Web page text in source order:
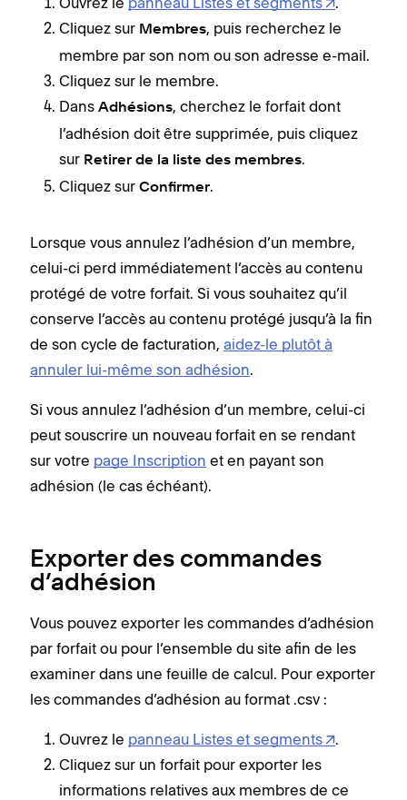
Cliquez sur Membres, puis recherchez le
membre par son nom ou son adresse e-mail.
Cliquez sur le membre.
Dans Adhésions, cherchez le forfait dont
l’adhésion doit être supprimée, puis cliquez
sur Retirer de la liste des membres.
Cliquez sur Confirmer.
Lorsque vous annulez l’adhésion d’un membre,
celui-ci perd immédiatement l’accès au contenu
protégé de votre forfait. Si vous souhaitez qu’il
conserve l’accès au contenu protégé jusqu’à la fin
de son cycle de facturation, aidez-le plutôt à
annuler lui-même son adhésion.
Si vous annulez l’adhésion d’un membre, celui-ci
peut souscrire un nouveau forfait en se rendant
sur votre page Inscription et en payant son
adhésion (le cas échéant).
Exporter des commandes
d’adhésion
Vous pouvez exporter les commandes d’adhésion
par forfait ou pour l’ensemble du site afin de les
examiner dans une feuille de calcul. Pour exporter
les commandes d’adhésion au format .csv :
Ouvrez le panneau Listes et segments
.
Cliquez sur un forfait pour exporter les
informations relatives aux membres de ce